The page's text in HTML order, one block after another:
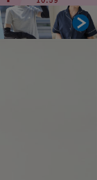
ーブトップ
ール